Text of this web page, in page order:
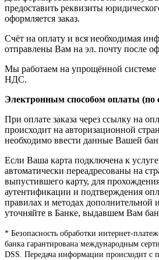
предоставить реквизиты
оформляется заказ.
Счёт на оплату и вся необходимая
отправлены Вам на эл. почту после
Мы работаем на упрощённой системе
НДС.
Электронным способом оплаты (по
При оплате заказа через ссылку на
происходит на авторизационной
необходимо ввести данные Вашей
Если Ваша карта подключена к
автоматически переадресованы на
выпустившего карту, для
аутентификации и подтверждения
правилах и методах дополнительной
уточняйте в Банке, выдавшем Вам
* Безопасность обработки интернет-
банка гарантирована международным
DSS. Передача информации происходит с